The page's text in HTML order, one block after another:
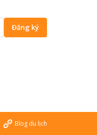
Đăng ký
Blog du lịch